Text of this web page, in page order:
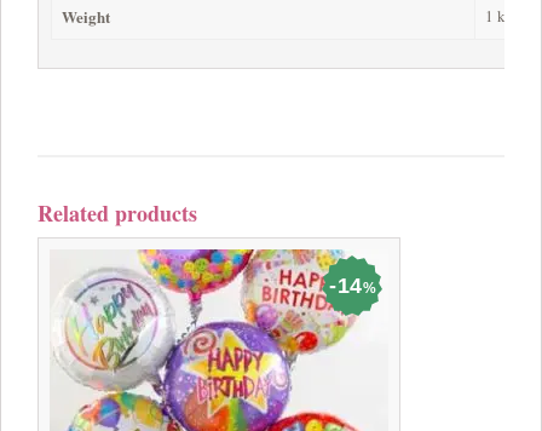
Weight 1 kg
Related products
14%